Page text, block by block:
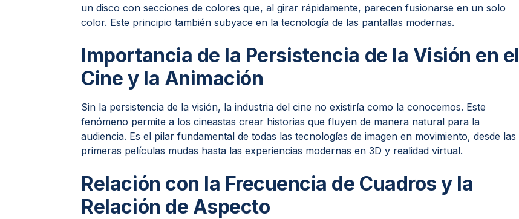
un disco con secciones de colores que, al girar rápidamente, parecen fusionarse en un solo
color. Este principio también subyace en la tecnología de las pantallas modernas.
Importancia de la Persistencia de la Visión en el
Cine y la Animación
Sin la persistencia de la visión, la industria del cine no existiría como la conocemos. Este
fenómeno permite a los cineastas crear historias que fluyen de manera natural para la
audiencia. Es el pilar fundamental de todas las tecnologías de imagen en movimiento, desde las
primeras películas mudas hasta las experiencias modernas en 3D y realidad virtual.
Relación con la Frecuencia de Cuadros y la
Relación de Aspecto